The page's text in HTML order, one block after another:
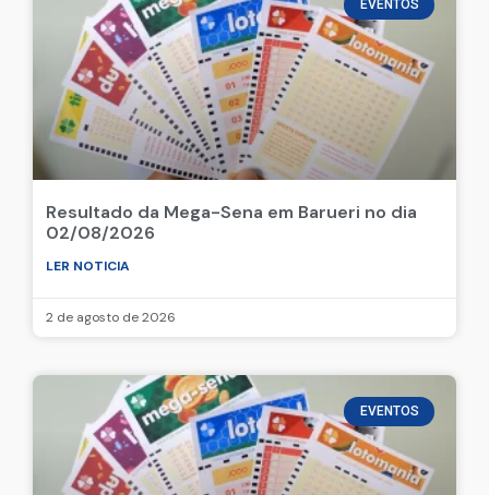
EVENTOS
Resultado da Mega-Sena em Barueri no dia
02/08/2026
LER NOTICIA
2 de agosto de 2026
EVENTOS